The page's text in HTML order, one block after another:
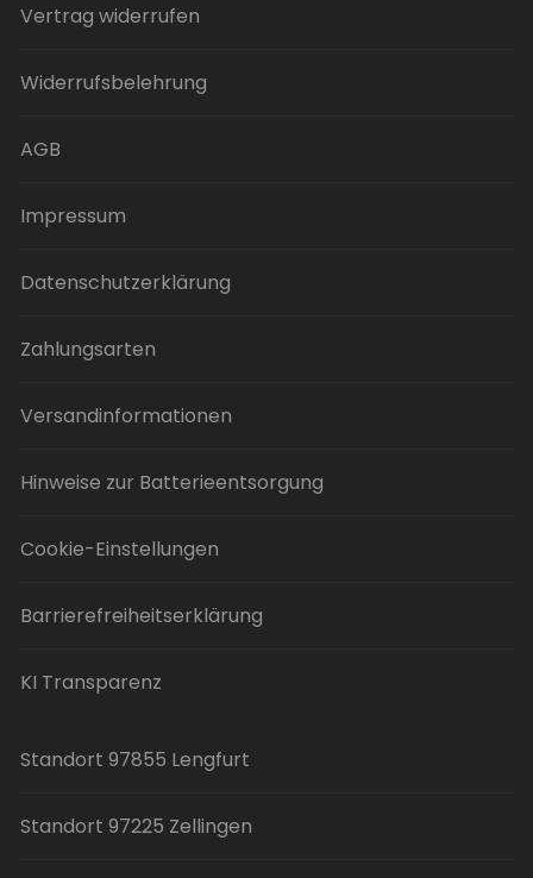
Vertrag widerrufen
Widerrufsbelehrung
AGB
Impressum
Datenschutzerklärung
Zahlungsarten
Versandinformationen
Hinweise zur Batterieentsorgung
Cookie-Einstellungen
Barrierefreiheitserklärung
KI Transparenz
Standort 97855 Lengfurt
Standort 97225 Zellingen